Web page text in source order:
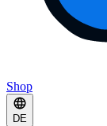
Shop
DE